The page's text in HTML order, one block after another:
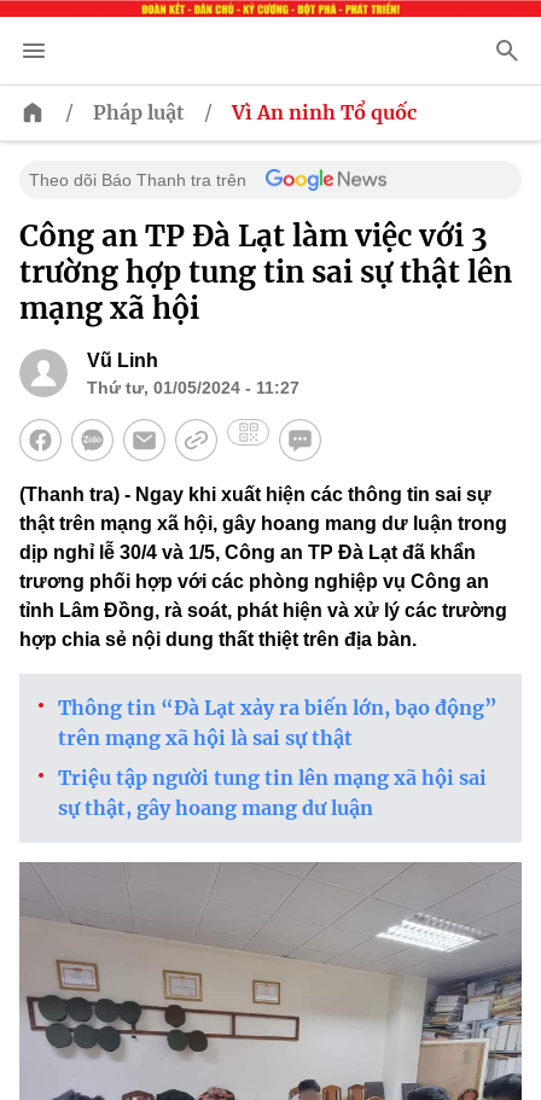
/ Pháp luật / Vì An ninh Tổ quốc
Theo dõi Báo Thanh tra trên
Công an TP Đà Lạt làm việc với 3
trường hợp tung tin sai sự thật lên
mạng xã hội
Vũ Linh
Thứ tư, 01/05/2024 - 11:27
(Thanh tra) - Ngay khi xuất hiện các thông tin sai sự
thật trên mạng xã hội, gây hoang mang dư luận trong
dịp nghỉ lễ 30/4 và 1/5, Công an TP Đà Lạt đã khẩn
trương phối hợp với các phòng nghiệp vụ Công an
tỉnh Lâm Đồng, rà soát, phát hiện và xử lý các trường
hợp chia sẻ nội dung thất thiệt trên địa bàn.
Thông tin “Đà Lạt xảy ra biến lớn, bạo động”
trên mạng xã hội là sai sự thật
Triệu tập người tung tin lên mạng xã hội sai
sự thật, gây hoang mang dư luận